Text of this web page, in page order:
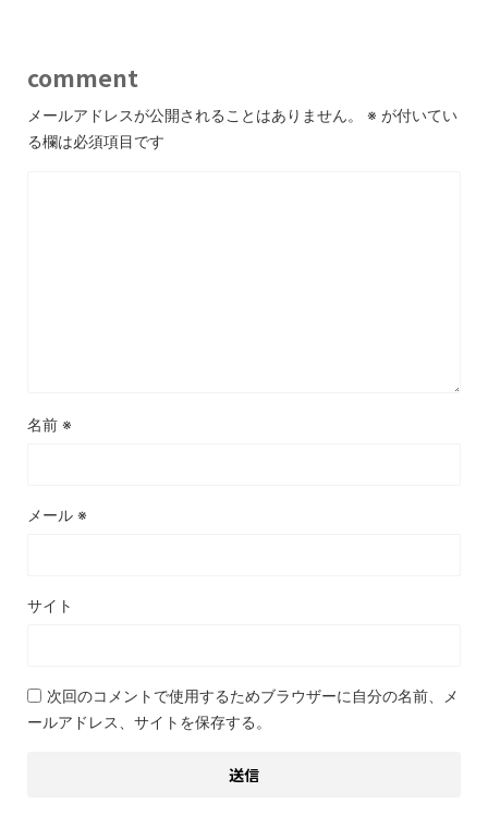
comment
メールアドレスが公開されることはありません。 ※ が付いてい
る欄は必須項目です
名前 ※
メール ※
サイト
次回のコメントで使用するためブラウザーに自分の名前、メ
ールアドレス、サイトを保存する。